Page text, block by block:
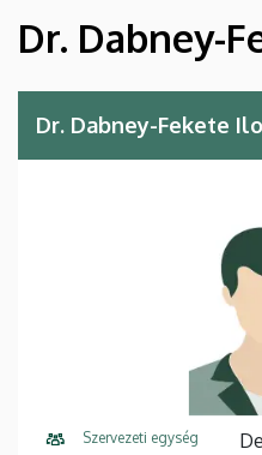
Nevelés-
és
Dr. Dabney-
Dr. Dabney-Fekete
Szervezeti egység